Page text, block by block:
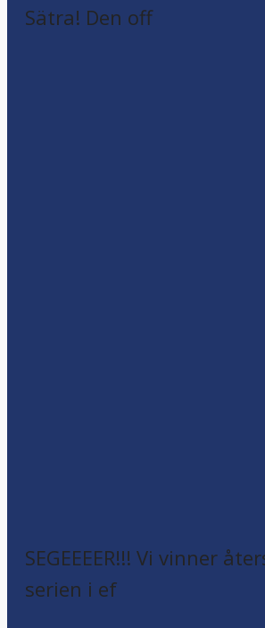
Sätra! Den off
SEGEEEER!!! Vi vinner
serien i ef